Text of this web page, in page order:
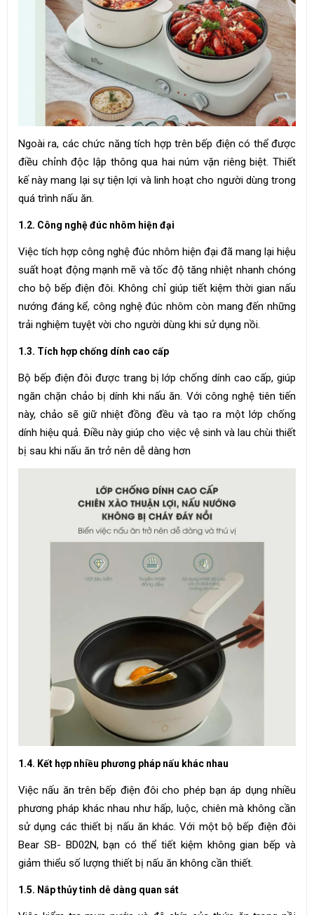
Ngoài ra, các chức năng tích hợp trên bếp điện có thể được
điều chỉnh độc lập thông qua hai núm vặn riêng biệt. Thiết
kế này mang lại sự tiện lợi và linh hoạt cho người dùng trong
quá trình nấu ăn.
1.2. Công nghệ đúc nhôm hiện đại
Việc tích hợp công nghệ đúc nhôm hiện đại đã mang lại hiệu
suất hoạt động mạnh mẽ và tốc độ tăng nhiệt nhanh chóng
cho bộ bếp điện đôi. Không chỉ giúp tiết kiệm thời gian nấu
nướng đáng kể, công nghệ đúc nhôm còn mang đến những
trải nghiệm tuyệt vời cho người dùng khi sử dụng nồi.
1.3. Tích hợp chống dính cao cấp
Bộ bếp điện đôi được trang bị lớp chống dính cao cấp, giúp
ngăn chặn chảo bị dính khi nấu ăn. Với công nghệ tiên tiến
này, chảo sẽ giữ nhiệt đồng đều và tạo ra một lớp chống
dính hiệu quả. Điều này giúp cho việc vệ sinh và lau chùi thiết
bị sau khi nấu ăn trở nên dễ dàng hơn
1.4. Kết hợp nhiều phương pháp nấu khác nhau
Việc nấu ăn trên bếp điện đôi cho phép bạn áp dụng nhiều
phương pháp khác nhau như hấp, luộc, chiên mà không cần
sử dụng các thiết bị nấu ăn khác. Với một bộ bếp điện đôi
Bear SB- BD02N, bạn có thể tiết kiệm không gian bếp và
giảm thiểu số lượng thiết bị nấu ăn không cần thiết.
1.5. Nắp thủy tinh dễ dàng quan sát